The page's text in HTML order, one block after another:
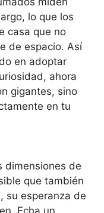
lo que los
casa que no
de espacio. Así
en adoptar
ahora
gigantes, sino
en tu
dimensiones de
que también
su esperanza de